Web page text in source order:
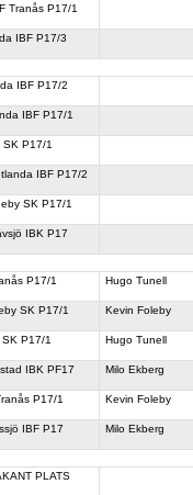
Tranås P17/1
IBF P17/3
IBF P17/2
IBF P17/1
P17/1
IBF P17/2
SK P17/1
IBK P17
P17/1 Hugo Tunell
SK P17/1 Kevin Foleby
P17/1 Hugo Tunell
IBK PF17 Milo Ekberg
P17/1 Kevin Foleby
IBF P17 Milo Ekberg
PLATS